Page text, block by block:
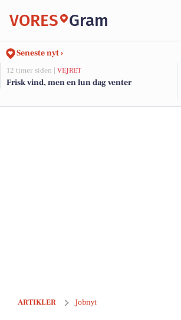
VORES Gram
Seneste nyt ›
12 timer siden | VEJRET
Frisk vind, men en lun dag venter
ARTIKLER Jobnyt
Bliv rengøringsmedarbejder på hyggelig